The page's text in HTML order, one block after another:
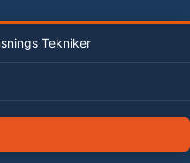
Tekniker